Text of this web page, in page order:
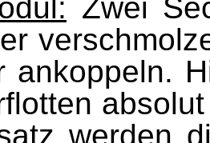
Zwei
ankoppeln.
werden